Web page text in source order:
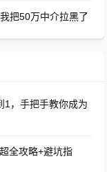
把50万中介拉黑了
1，手把手教你成为
全攻略+避坑指